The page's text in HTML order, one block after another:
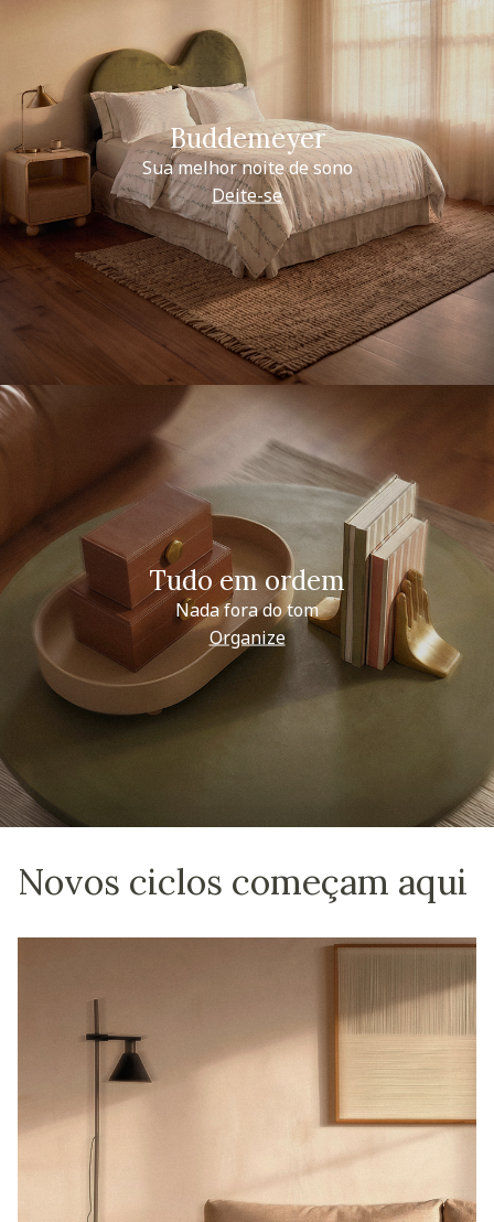
Buddemeyer
Sua melhor noite de sono
Deite-se
Tudo em ordem
Nada fora do tom
Organize
Novos ciclos começam aqui